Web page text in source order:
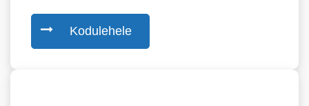
Kodulehele